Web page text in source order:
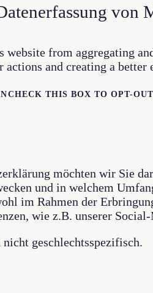
von
website from aggregating
and creating a better
THIS BOX TO OPT-
möchten wir Sie
und in welchem
im Rahmen der
wie z.B. unserer
geschlechtsspezifisch.